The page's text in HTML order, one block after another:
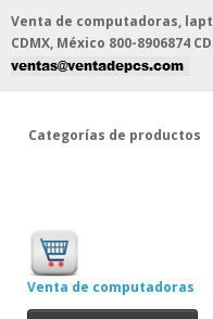
Venta de computadoras,
CDMX, México 800-8906874
Categorías de productos
Venta de computadoras